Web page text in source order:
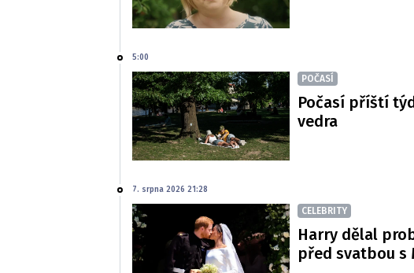
5:00
POČASÍ
Počasí příští
vedra
7. srpna 2026 21:28
CELEBRITY
Harry dělal
před svatbou s